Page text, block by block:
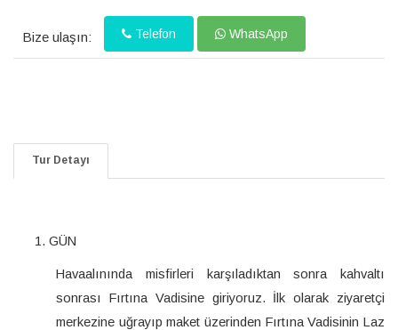
Bize ulaşın: Telefon WhatsApp
Tur Detayı
GÜN
Havaalınında misfirleri karşıladıktan sonra kahvaltı
sonrası Fırtına Vadisine giriyoruz. İlk olarak ziyaretçi
merkezine uğrayıp maket üzerinden Fırtına Vadisinin Laz